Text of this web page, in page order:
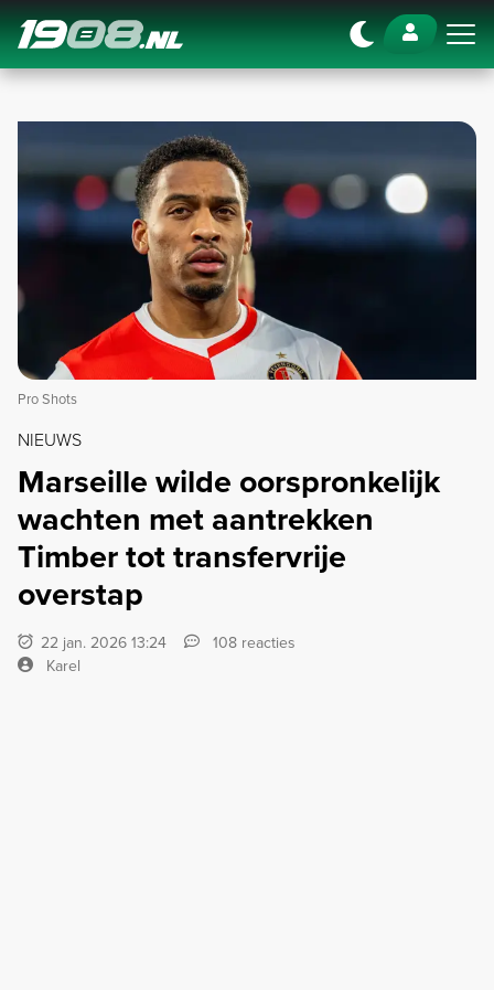
Navigation
Pro Shots
NIEUWS
Marseille wilde oorspronkelijk
wachten met aantrekken
Timber tot transfervrije
overstap
22 jan. 2026 13:24
108 reacties
Karel